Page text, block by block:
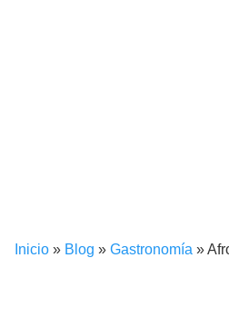
Inicio » Blog » Gastronomía »